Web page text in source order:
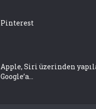
Pinterest
Apple, Siri üzerinden
Google’a...